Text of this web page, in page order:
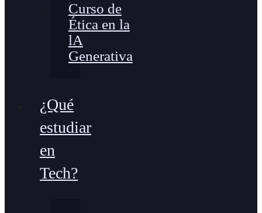
Curso de
Ética en la
lA
Generativa
¿Qué
estudiar
en
Tech?